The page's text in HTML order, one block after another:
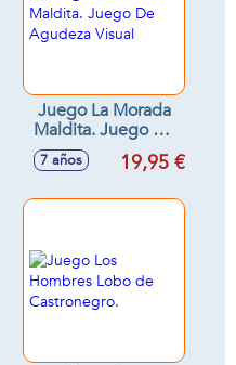
Juego La Morada
Maldita. Juego De
Agudeza Visual
7 años 19,95 €